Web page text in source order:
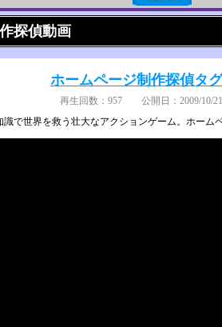
探偵動画
ホームページ制作探偵タ
再生回数：957 公開日：2009/10/
識で世界を救う壮大なアクションゲーム。ホーム